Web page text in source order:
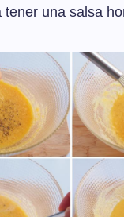
tener una salsa